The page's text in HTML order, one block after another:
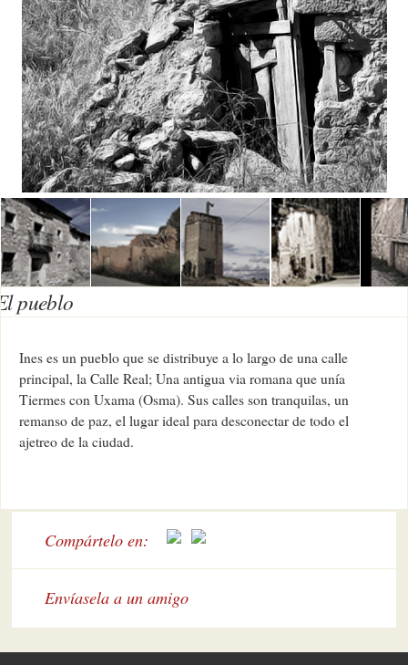
pueblo
Ines es un pueblo que se distribuye a lo largo de una calle
principal, la Calle Real; Una antigua via romana que unía
Tiermes con Uxama (Osma). Sus calles son tranquilas, un
remanso de paz, el lugar ideal para desconectar de todo el
ajetreo de la ciudad.
Compártelo en:
Envíasela a un amigo